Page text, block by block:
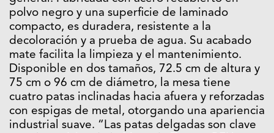
polvo negro y una superficie de laminado
compacto, es duradera, resistente a la
decoloración y a prueba de agua. Su acabado
mate facilita la limpieza y el mantenimiento.
Disponible en dos tamaños, 72.5 cm de altura y
75 cm o 96 cm de diámetro, la mesa tiene
cuatro patas inclinadas hacia afuera y reforzadas
con espigas de metal, otorgando una apariencia
industrial suave. “Las patas delgadas son clave